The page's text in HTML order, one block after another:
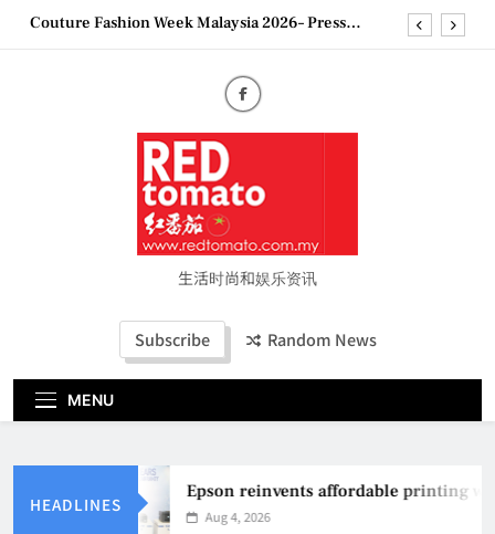
SkipCouture Fashion Week Malaysia 2026– Press
妈妈提供分享剖腹产复原历程的空间
2026 全国房地产大奖创历史纪录 见证马来西亚房
地产经纪行业蓬勃发展
Epson reinvents affordable printing with next-
generation EcoTank Series
Couture Fashion Week Malaysia 2026– Press
“See Her Heal – 1,000 Untold Stories” 为马来西亚
妈妈提供分享剖腹产复原历程的空间
地产经纪行业蓬勃发展
生活时尚和娱乐资讯
Subscribe Random News
MENU
HEADLINES
Epson reinvents affordable printing
Aug 4, 2026